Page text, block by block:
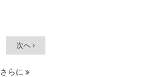
次へ ›
さらに